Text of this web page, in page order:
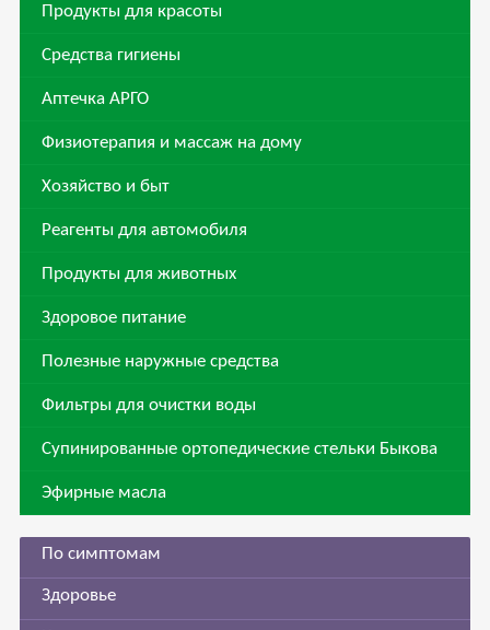
Продукты для красоты
Средства гигиены
Аптечка АРГО
Физиотерапия и массаж на дому
Хозяйство и быт
Реагенты для автомобиля
Продукты для животных
Здоровое питание
Полезные наружные средства
Фильтры для очистки воды
Супинированные ортопедические стельки Быкова
Эфирные масла
По симптомам
Здоровье